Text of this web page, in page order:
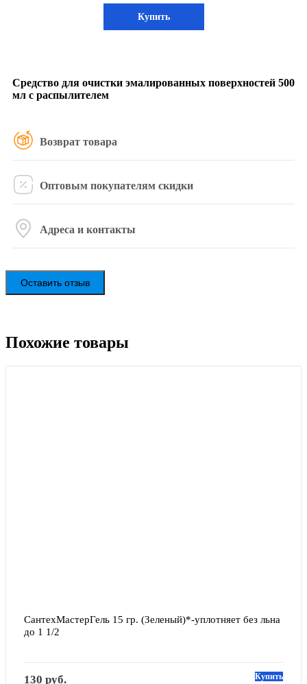
Купить
Средство для очистки эмалированных поверхностей 500
мл с распылителем
Возврат товара
Оптовым покупателям скидки
Адреса и контакты
Оставить отзыв
Похожие товары
СантехМастерГель 15 гр. (Зеленый)*-уплотняет без льна
до 1 1/2
130 руб. Купить